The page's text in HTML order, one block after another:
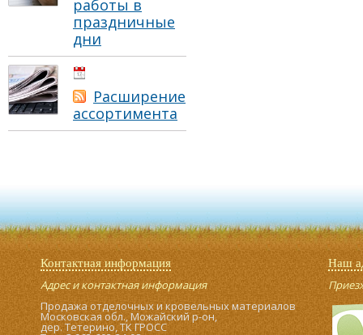
работы в
праздничные
дни
Расширение
ассортимента
Контактная информация
Адрес и контактная информация
Продажа отделочных и кровельных материалов
Московская обл., Можайский р-он,
дер. Тетерино, ТК ГРОСС
Наш